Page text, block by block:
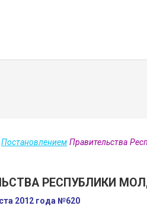
Постановлением Правительства
РЕСПУБЛИКИ
2012 года №620